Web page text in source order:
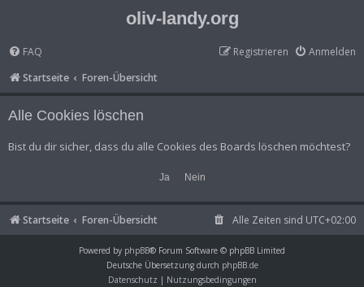
oliv-landy.org
FAQ Anmelden
Registrieren
Startseite
Foren-Übersicht
Alle Cookies löschen
Bist du dir sicher, dass du alle Cookies des Boards löschen möchtest?
Startseite Foren-Übersicht Alle Zeiten sind UTC+02:00
Powered by phpBB® Forum Software © phpBB Limited
Deutsche Übersetzung durch phpBB.de
Datenschutz | Nutzungsbedingungen